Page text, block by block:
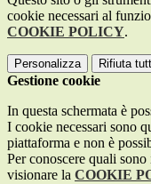
cookie necessari al
COOKIE POLICY.
Personalizza Rifiuta
Gestione cookie
In questa schermata è
I cookie necessari sono
piattaforma e non è
Per conoscere quali
visionare la COOKIE